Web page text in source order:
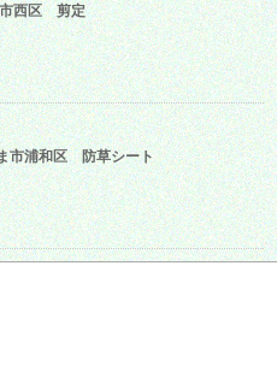
市西区 剪定
市浦和区 防草シート